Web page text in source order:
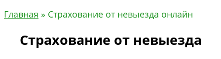
Главная » Страхование от невыезда онлайн
Страхование от невыезда